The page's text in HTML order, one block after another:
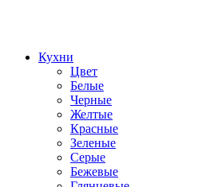
Кухни
Цвет
Белые
Черные
Желтые
Красные
Зеленые
Серые
Бежевые